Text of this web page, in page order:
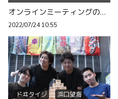
赤松英実
留奈
山田命
松永和真
オンラインミーティングのお知らせ‼️
2022/07/24 10:55
ドヰタイジ
浜口望海